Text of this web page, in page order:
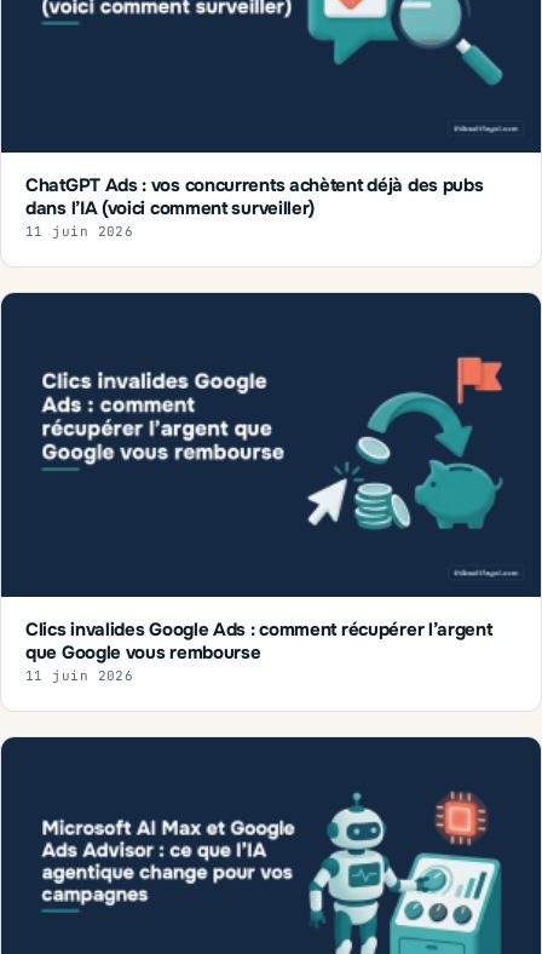
ChatGPT Ads : vos concurrents achètent déjà des pubs
dans l’IA (voici comment surveiller)
11 juin 2026
Clics invalides Google Ads : comment récupérer l’argent
que Google vous rembourse
11 juin 2026